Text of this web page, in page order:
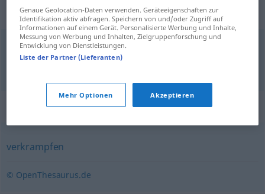
Beispielsätze für "anspannen"
alleKräfte anspannen
Synonyme für "anspannen"
verkrampfen
© OpenThesaurus.de
Genaue Geolocation-Daten verwenden. Geräteeigenschaften zur
Identifikation aktiv abfragen. Speichern von und/oder Zugriff auf
Informationen auf einem Gerät. Personalisierte Werbung und Inhalte,
Messung von Werbung und Inhalten, Zielgruppenforschung und
Entwicklung von Dienstleistungen.
Liste der Partner (Lieferanten)
Mehr Optionen Akzeptieren